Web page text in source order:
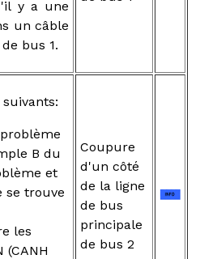
y a une
un câble
bus 1.
B du
et
se trouve
les
(CANH
Coupure
d'un côté
de la ligne
de bus
principale
de bus 2